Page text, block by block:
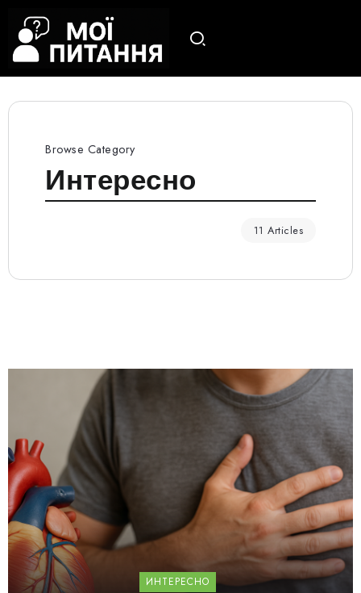
Browse Category
Интересно
11 Articles
ИНТЕРЕСНО